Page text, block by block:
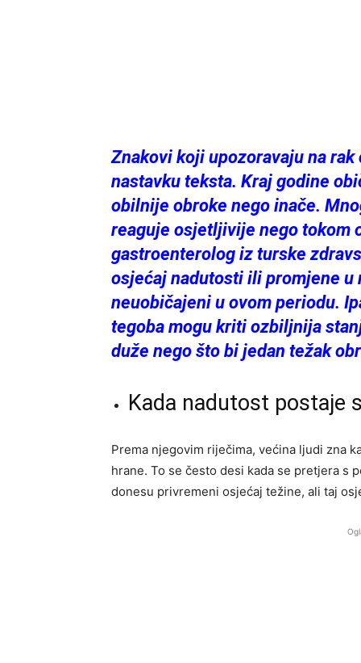
Znakovi koji upozoravaju na
nastavku teksta. Kraj godine
obilnije obroke nego inače.
reaguje osjetljivije nego tokom
gastroenterolog iz turske
osjećaj nadutosti ili promjene
neuobičajeni u ovom periodu.
tegoba mogu kriti ozbiljnija
duže nego što bi jedan težak
Kada nadutost postaje
Prema njegovim riječima, većina ljudi zna
hrane. To se često desi kada se pretjera s
donesu privremeni osjećaj težine, ali taj